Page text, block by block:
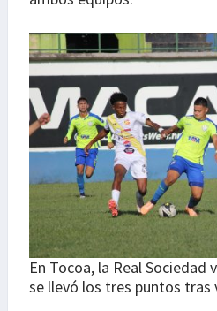
En Tocoa, la Real Sociedad
se llevó los tres puntos tras